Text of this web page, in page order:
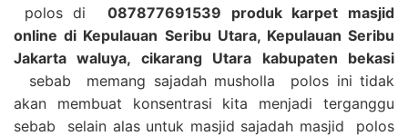
polos di 087877691539 produk karpet masjid
online di Kepulauan Seribu Utara, Kepulauan Seribu
Jakarta waluya, cikarang Utara kabupaten bekasi
sebab memang sajadah musholla polos ini tidak
akan membuat konsentrasi kita menjadi terganggu
sebab selain alas untuk masjid sajadah masjid polos